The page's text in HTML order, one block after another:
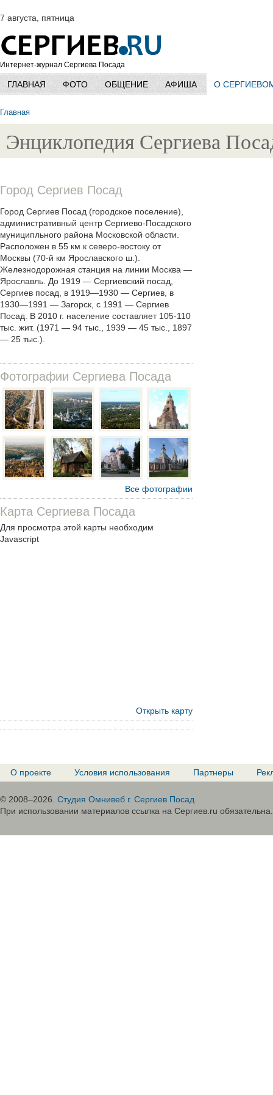
7 августа, пятница
Интернет-журнал Сергиева Посада
ГЛАВНАЯ ФОТО ОБЩЕНИЕ АФИША О
Главная
Энциклопедия Сергиева
Город Сергиев Посад
Город Сергиев Посад (городское поселение),
административный центр Сергиево-Посадского
муниципльного района Московской области.
Расположен в 55 км к северо-востоку от
Москвы (70-й км Ярославского ш.).
Железнодорожная станция на линии Москва —
Ярославль. До 1919 — Сергиевский посад,
Сергиев посад, в 1919—1930 — Сергиев, в
1930—1991 — Загорск, с 1991 — Сергиев
Посад. В 2010 г. население составляет 105-110
тыс. жит. (1971 — 94 тыс., 1939 — 45 тыс., 1897
— 25 тыс.).
Фотографии Сергиева Посада
Все фотографии
Карта Сергиева Посада
Для просмотра этой карты необходим
Javascript
Открыть карту
О проекте Условия использования Партнеры
© 2008–2026. Студия Омнивеб г. Сергиев Посад
При использовании материалов ссылка на Сергиев.ru обязательна.